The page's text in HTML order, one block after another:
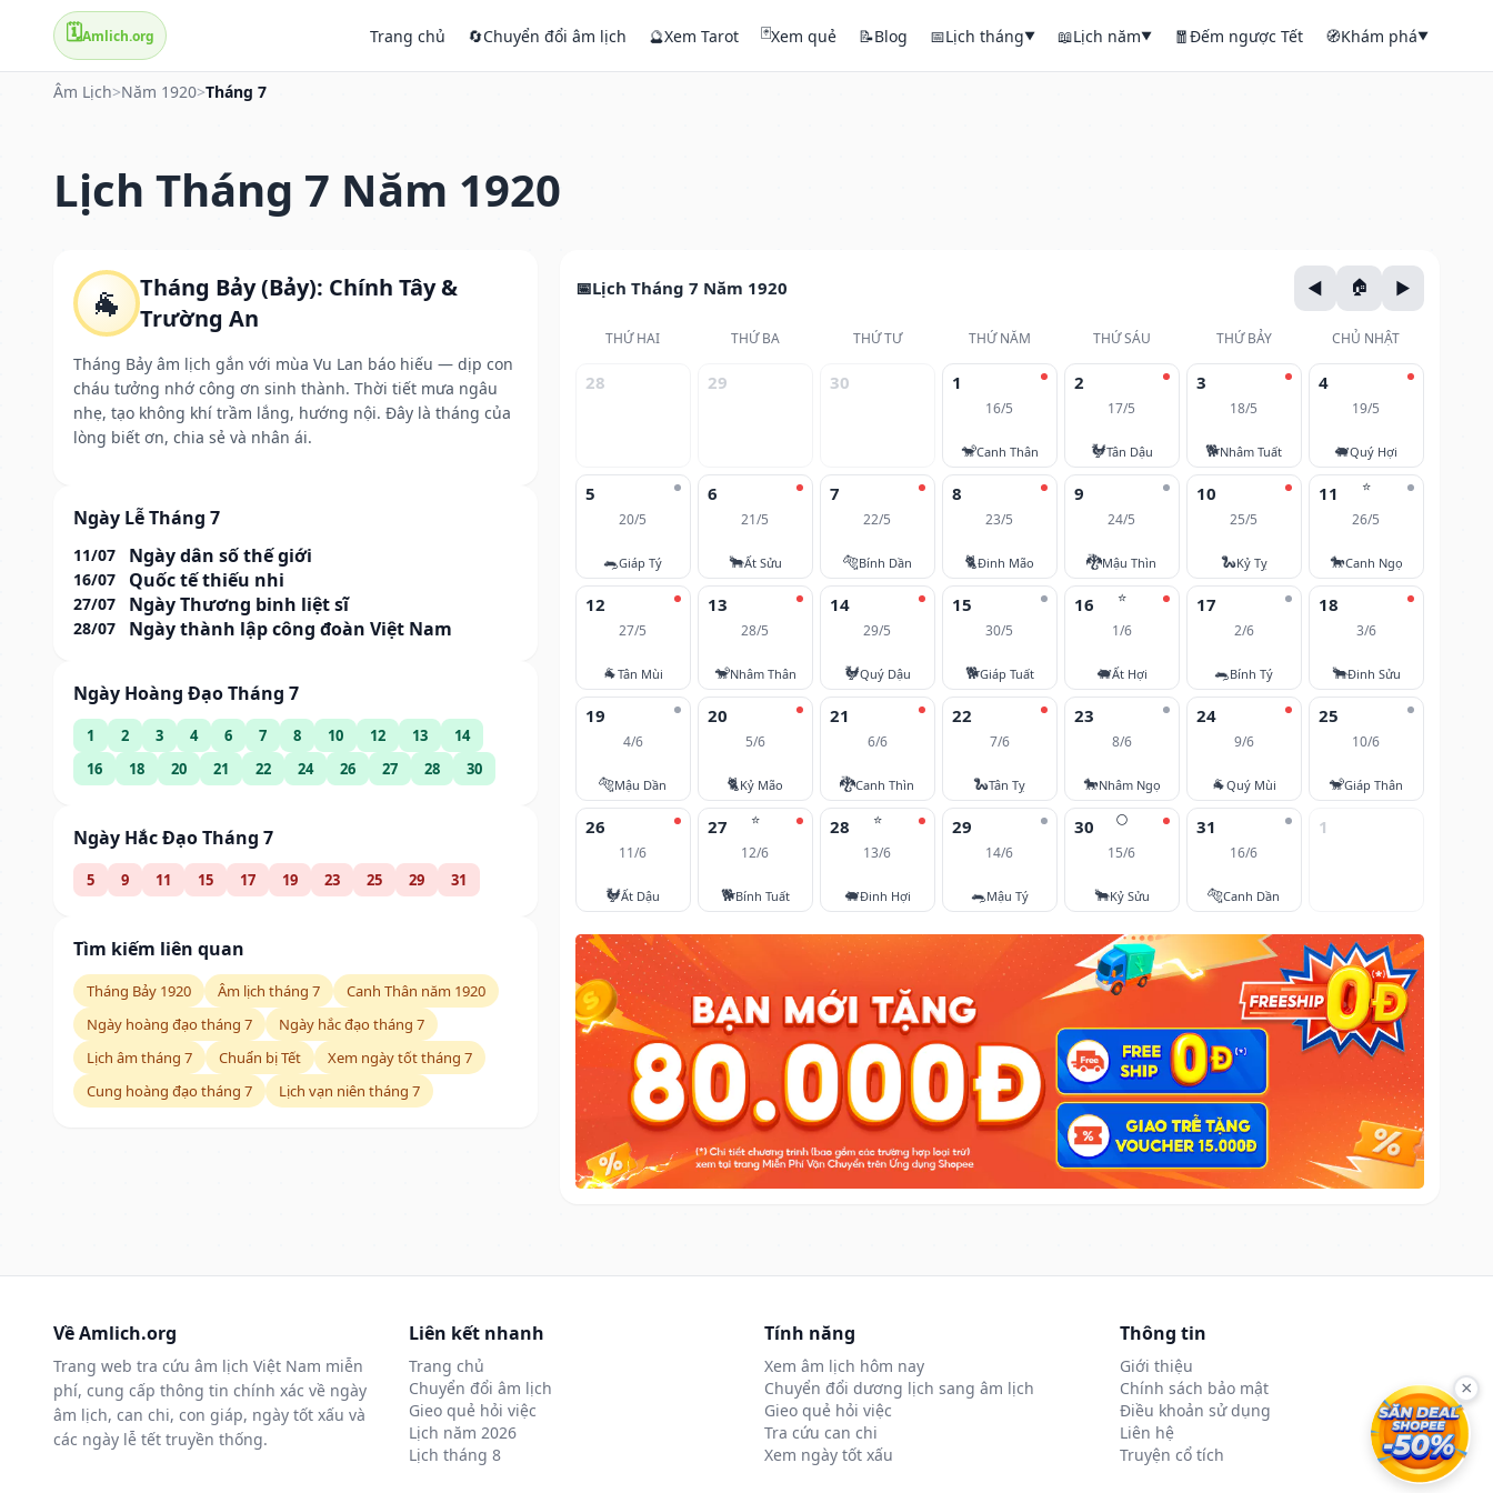
🗓️Amlich.org Trang chủ 🔄Chuyển đổi âm lịch 🔮Xem Tarot 🃏Xem quẻ 📝Blog 📅Lịch tháng▼ 📖Lịch năm▼ 🧧Đếm ngược Tết 🧭Khám phá▼
Âm Lịch>Năm 1920>Tháng 7
Lịch Tháng 7 Năm 1920
🐐
Tháng Bảy (Bảy): Chính Tây &
Trường An
Tháng Bảy âm lịch gắn với mùa Vu Lan báo hiếu — dịp con
cháu tưởng nhớ công ơn sinh thành. Thời tiết mưa ngâu
nhẹ, tạo không khí trầm lắng, hướng nội. Đây là tháng của
lòng biết ơn, chia sẻ và nhân ái.
Ngày Lễ Tháng 7
11/07 Ngày dân số thế giới
16/07 Quốc tế thiếu nhi
27/07 Ngày Thương binh liệt sĩ
28/07 Ngày thành lập công đoàn Việt Nam
Ngày Hoàng Đạo Tháng 7
1 2 3 4 6 7 8 10 12 13
14
16
18 20 21 22 24 26 27 28 30
Ngày Hắc Đạo Tháng 7
5 9 11 15 17 19 23 25 29 31
Tìm kiếm liên quan
Tháng Bảy 1920 Âm lịch tháng 7
Canh Thân năm 1920
Ngày hoàng đạo tháng 7
Ngày hắc đạo tháng 7
Lịch âm tháng 7
Chuẩn bị Tết
Xem ngày tốt tháng 7
Cung hoàng đạo tháng 7
Lịch vạn niên tháng 7
Lịch Tháng 7 Năm 1920
THỨ HAI THỨ BA THỨ TƯ THỨ NĂM THỨ SÁU THỨ BẢY CHỦ NHẬT
28 29 30 1
16/5
🐒Canh Thân
2
17/5
🐓Tân Dậu
3
18/5
🐕Nhâm Tuất
4
19/5
🐖Quý Hợi
5
20/5
🐀Giáp Tý
6
21/5
🐂Ất Sửu
7
22/5
🐅Bính Dần
8
23/5
🐈Đinh Mão
9
24/5
🐉Mậu Thìn
10
25/5
🐍Kỷ Tỵ
⭐
11
26/5
🐎Canh Ngọ
12
27/5
🐐Tân Mùi
13
28/5
🐒Nhâm Thân
14
29/5
🐓Quý Dậu
15
30/5
🐕Giáp Tuất
⭐
16
1/6
🐖Ất Hợi
17
2/6
🐀Bính Tý
18
3/6
🐂Đinh Sửu
19
4/6
🐅Mậu Dần
20
5/6
🐈Kỷ Mão
21
6/6
🐉Canh Thìn
22
7/6
🐍Tân Tỵ
23
8/6
🐎Nhâm Ngọ
24
9/6
🐐Quý Mùi
25
10/6
🐒Giáp Thân
26
11/6
🐓Ất Dậu
⭐
27
12/6
🐕Bính Tuất
⭐
28
13/6
🐖Đinh Hợi
29
14/6
🐀Mậu Tý
🌕
30
15/6
🐂Kỷ Sửu
31
16/6
🐅Canh Dần
1
Về Amlich.org
Trang web tra cứu âm lịch Việt Nam miễn
phí, cung cấp thông tin chính xác về ngày
âm lịch, can chi, con giáp, ngày tốt xấu và
các ngày lễ tết truyền thống.
Liên kết nhanh
Trang chủ
Chuyển đổi âm lịch
Gieo quẻ hỏi việc
Lịch năm 2026
Lịch tháng 8
Tính năng
Xem âm lịch hôm nay
Chuyển đổi dương lịch sang âm lịch
Gieo quẻ hỏi việc
Tra cứu can chi
Xem ngày tốt xấu
Thông tin
Giới thiệu
Chính sách bảo mật
Điều khoản sử dụng
Liên hệ
Truyện cổ tích
×